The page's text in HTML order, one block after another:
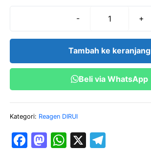
-
Kuantitas
C
2*60ML
+
Tambah ke keranjang
Beli via WhatsApp
Kategori: Reagen DIRUI
F
M W X